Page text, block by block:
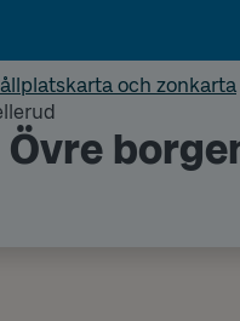
och zonkarta